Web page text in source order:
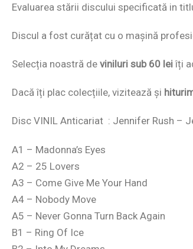
Evaluarea stării discului specificată in
Discul a fost curățat cu o mașină
Selecția noastră de viniluri sub 60 leiîți
Dacă îți plac colecțiile, vizitează și
Disc VINIL Anticariat : Jennifer Rush –
A1 – Madonna’s Eyes
A2 – 25 Lovers
A3 – Come Give Me Your Hand
A4 – Nobody Move
A5 – Never Gonna Turn Back Again
B1 – Ring Of Ice